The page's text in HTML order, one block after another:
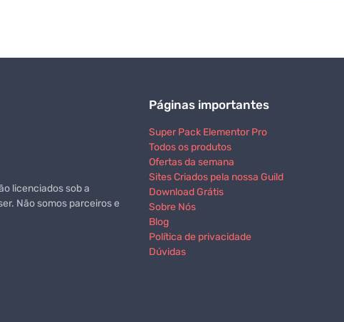
licenciados sob a
Não somos parceiros e
Páginas importantes
Super Pack Elementor Pro
Todos os produtos
Ofertas da semana
Sites Criados pela nossa Guild
Download Grátis
Sobre Nós
Blog
Política de privacidade
Dúvidas